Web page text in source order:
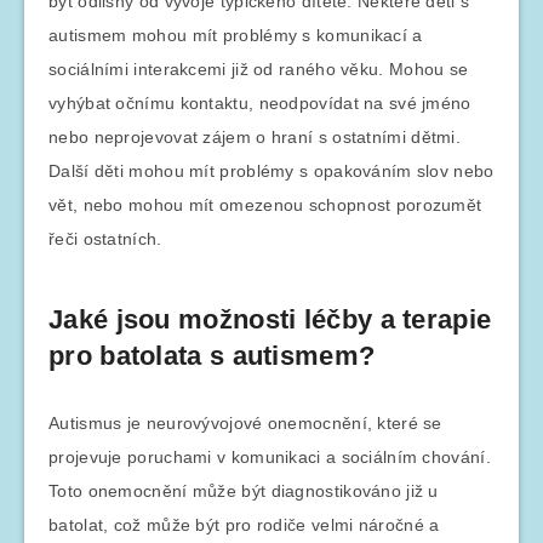
autismem mohou mít problémy s komunikací a
sociálními interakcemi již od raného věku. Mohou se
vyhýbat očnímu kontaktu, neodpovídat na své jméno
nebo neprojevovat zájem o hraní s ostatními dětmi.
Další děti mohou mít problémy s opakováním slov nebo
vět, nebo mohou mít omezenou schopnost porozumět
řeči ostatních.
Jaké jsou možnosti léčby a terapie
pro batolata s autismem?
Autismus je neurovývojové onemocnění, které se
projevuje poruchami v komunikaci a sociálním chování.
Toto onemocnění může být diagnostikováno již u
batolat, což může být pro rodiče velmi náročné a